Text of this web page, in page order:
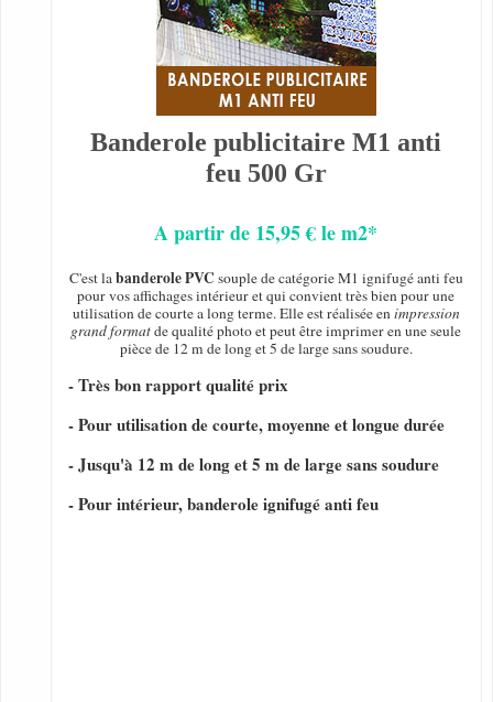
Banderole publicitaire M1 anti
feu 500 Gr
A partir de 15,95 € le m2*
C'est labanderole PVC souple de catégorie M1 ignifugé anti feu
pour vos affichages intérieur et qui convient très bien pour une
utilisation de courte a long terme. Elle est réalisée enimpression
grand formatde qualité photo et peut être imprimer en une seule
pièce de 12 m de long et 5 de large sans soudure.
- Très bon rapport qualité prix
- Pour utilisation de courte, moyenne et longue durée
- Jusqu'à 12 m de long et 5 m de large sans soudure
- Pour intérieur, banderole ignifugé anti feu